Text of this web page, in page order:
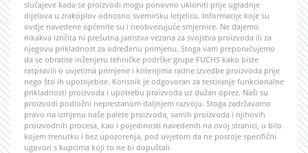
slučajeve kada se proizvodi mogu ponovno ukloniti prije ugradnje
dijelova u zrakoplov odnosno svemirsku letjelicu. Informacije koje su
ovdje navedene općenite su i neobvezujuće smjernice. Ne dajemo
nikakva izričita ni prešutna jamstva vezana za svojstva proizvoda ili za
njegovu prikladnost za određenu primjenu. Stoga vam preporučujemo
da se obratite inženjeru tehničke podrške grupe FUCHS kako biste
raspravili o uvjetima primjene i kriterijima radne izvedbe proizvoda prije
nego što ih upotrijebite. Korisnik je odgovoran za testiranje funkcionalne
prikladnosti proizvoda i upotrebu proizvoda uz dužan oprez. Naši su
proizvodi podložni neprestanom daljnjem razvoju. Stoga zadržavamo
pravo na izmjenu naše palete proizvoda, samih proizvoda i njihovih
proizvodnih procesa, kao i pojedinosti navedenih na ovoj stranici, u bilo
kojem trenutku i bez upozorenja, pod uvjetom da ne postoje specifični
ugovori s kupcima koji to ne bi dopuštali.